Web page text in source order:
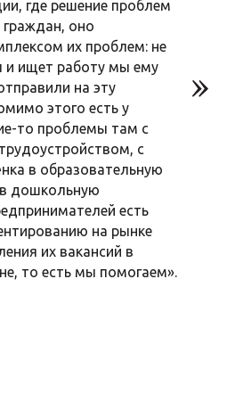
где решение проблем
оно
их проблем: не
и ищет работу мы ему
на эту
этого есть у
то проблемы там с
с
в образовательную
дошкольную
есть
на рынке
их вакансий в
то есть мы помогаем».